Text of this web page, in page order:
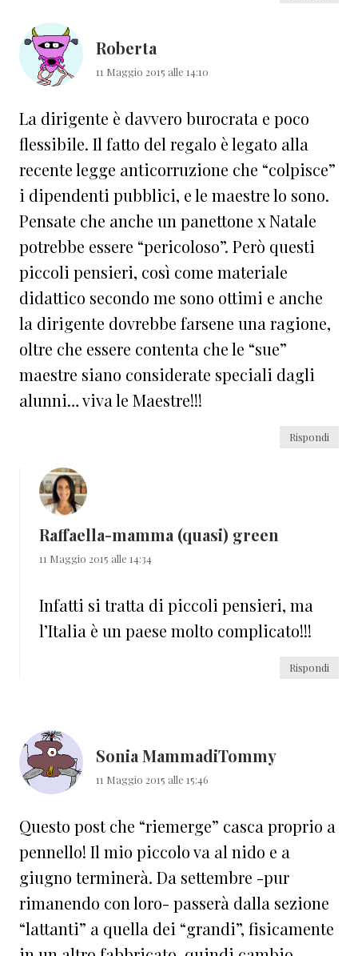
Roberta
11 Maggio 2015 alle 14:10
La dirigente è davvero burocrata e poco
flessibile. Il fatto del regalo è legato alla
recente legge anticorruzione che “colpisce”
i dipendenti pubblici, e le maestre lo sono.
Pensate che anche un panettone x Natale
potrebbe essere “pericoloso”. Però questi
piccoli pensieri, così come materiale
didattico secondo me sono ottimi e anche
la dirigente dovrebbe farsene una ragione,
oltre che essere contenta che le “sue”
maestre siano considerate speciali dagli
alunni… viva le Maestre!!!
Rispondi
Raffaella-mamma (quasi) green
11 Maggio 2015 alle 14:34
Infatti si tratta di piccoli pensieri, ma
l’Italia è un paese molto complicato!!!
Rispondi
Sonia MammadiTommy
11 Maggio 2015 alle 15:46
Questo post che “riemerge” casca proprio a
pennello! Il mio piccolo va al nido e a
giugno terminerà. Da settembre -pur
rimanendo con loro- passerà dalla sezione
“lattanti” a quella dei “grandi”, fisicamente